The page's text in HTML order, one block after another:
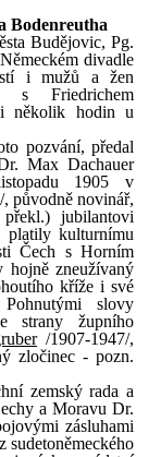
Bodenreutha
Budějovic, Pg.
divadle
i mužů a žen
s Friedrichem
několik hodin u
pozvání, předal
Max Dachauer
1905 v
původně novinář,
jubilantovi
platily kulturnímu
Čech s Horním
hojně zneužívaný
kříže i své
slovy
strany župního
/1907-1947/,
zločinec - pozn.
zemský rada a
a Moravu Dr.
zásluhami
sudetoněmeckého